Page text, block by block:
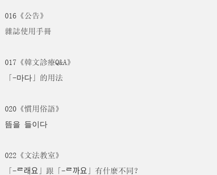
016《公告》
雜誌使用手冊
017《韓文診療Q&A》
「-마다」的用法
020《慣用俗語》
뜸을 들이다
022《文法教室》
「-ᄅ래요」跟「-ᄅ까요」有什麼不同？